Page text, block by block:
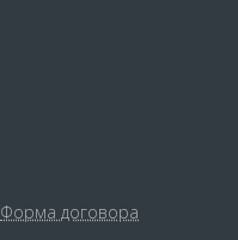
Форма договора